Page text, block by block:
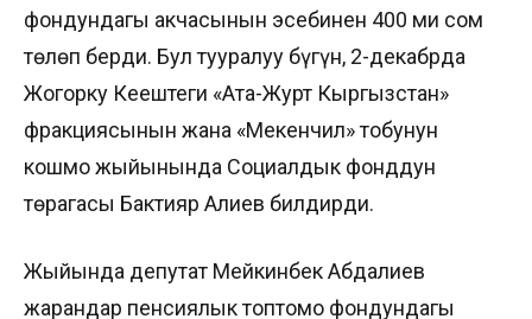
фондундагы акчасынын эсебинен 400 миң сом
төлөп берди. Бул тууралуу бүгүн, 2-декабрда
Жогорку Кеңештеги «Ата-Журт Кыргызстан»
фракциясынын жана «Мекенчил» тобунун
кошмо жыйынында Социалдык фонддун
төрагасы Бактияр Алиев билдирди.
Жыйында депутат Мейкинбек Абдалиев
жарандар пенсиялык топтомо фондундагы